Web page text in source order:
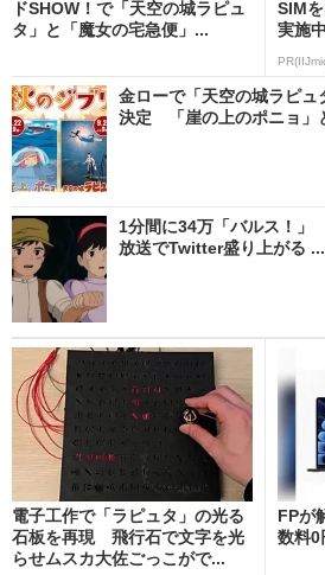
ドSHOW！で「天空の城ラピュ
タ」と「魔女の宅急便」...
SIM
実施
金ローで「天空の城ラピ
決定 「崖の上のポニョ」
1分間に34万「バルス！」
放送でTwitter盛り上がる ...
電子工作で「ラピュタ」の光る
石板を再現 飛行石で文字を光
らせムスカ大佐ごっこがで...
FPが
数料0